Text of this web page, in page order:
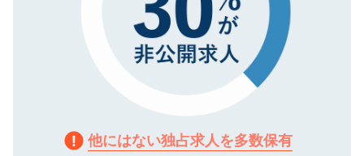
他にはない独占求人を多数保有